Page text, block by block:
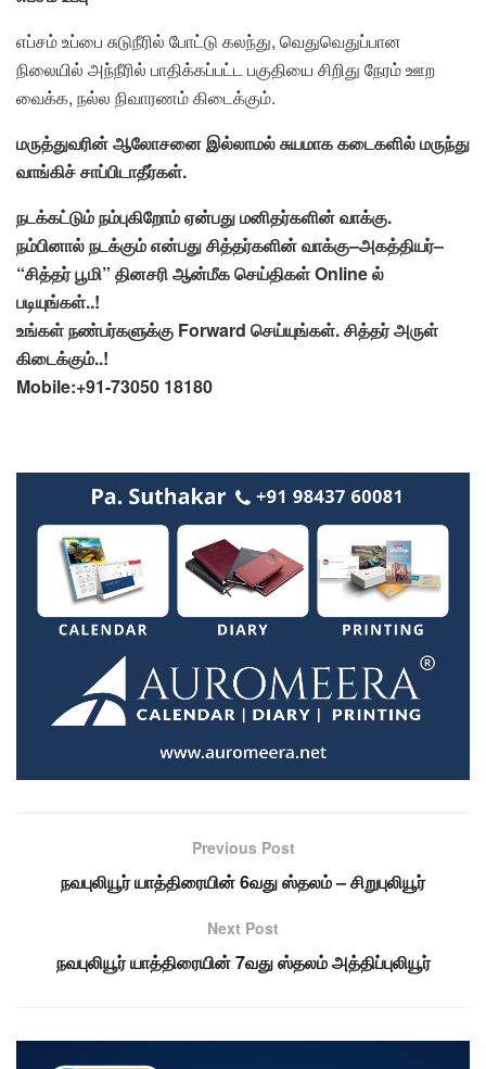
எப்சம் உப்பை சுடுநீரில் போட்டு கலந்து, வெதுவெதுப்பான
நிலையில் அந்நீரில் பாதிக்கப்பட்ட பகுதியை சிறிது நேரம் ஊற
வைக்க, நல்ல நிவாரணம் கிடைக்கும்.
மருத்துவரின்ஆலோசனைஇல்லாமல்சுயமாககடைகளில்மருந்து
வாங்கிச்சாப்பிடாதீர்கள்.
நடக்கட்டும்நம்புகிறோம்ஏன்பதுமனிதர்களின்வாக்கு.
நம்பினால்நடக்கும்என்பதுசித்தர்களின்வாக்கு–அகத்தியர்–
“சித்தர்பூமி” தினசரிஆன்மீகசெய்திகள்Onlineல்
படியுங்கள்..!
உங்கள்நண்பர்களுக்கு Forward செய்யுங்கள்.சித்தர்அருள்
கிடைக்கும்..!
Mobile:+91-73050 18180
Previous Post
நவபுலியூர் யாத்திரையின் 6வது ஸ்தலம் – சிறுபுலியூர்
Next Post
நவபுலியூர் யாத்திரையின் 7வது ஸ்தலம் அத்திப்புலியூர்